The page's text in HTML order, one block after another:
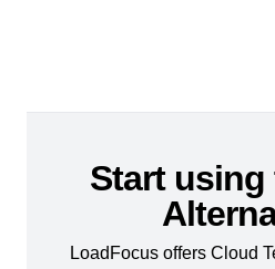
Start using
LoadFocus offers Cloud